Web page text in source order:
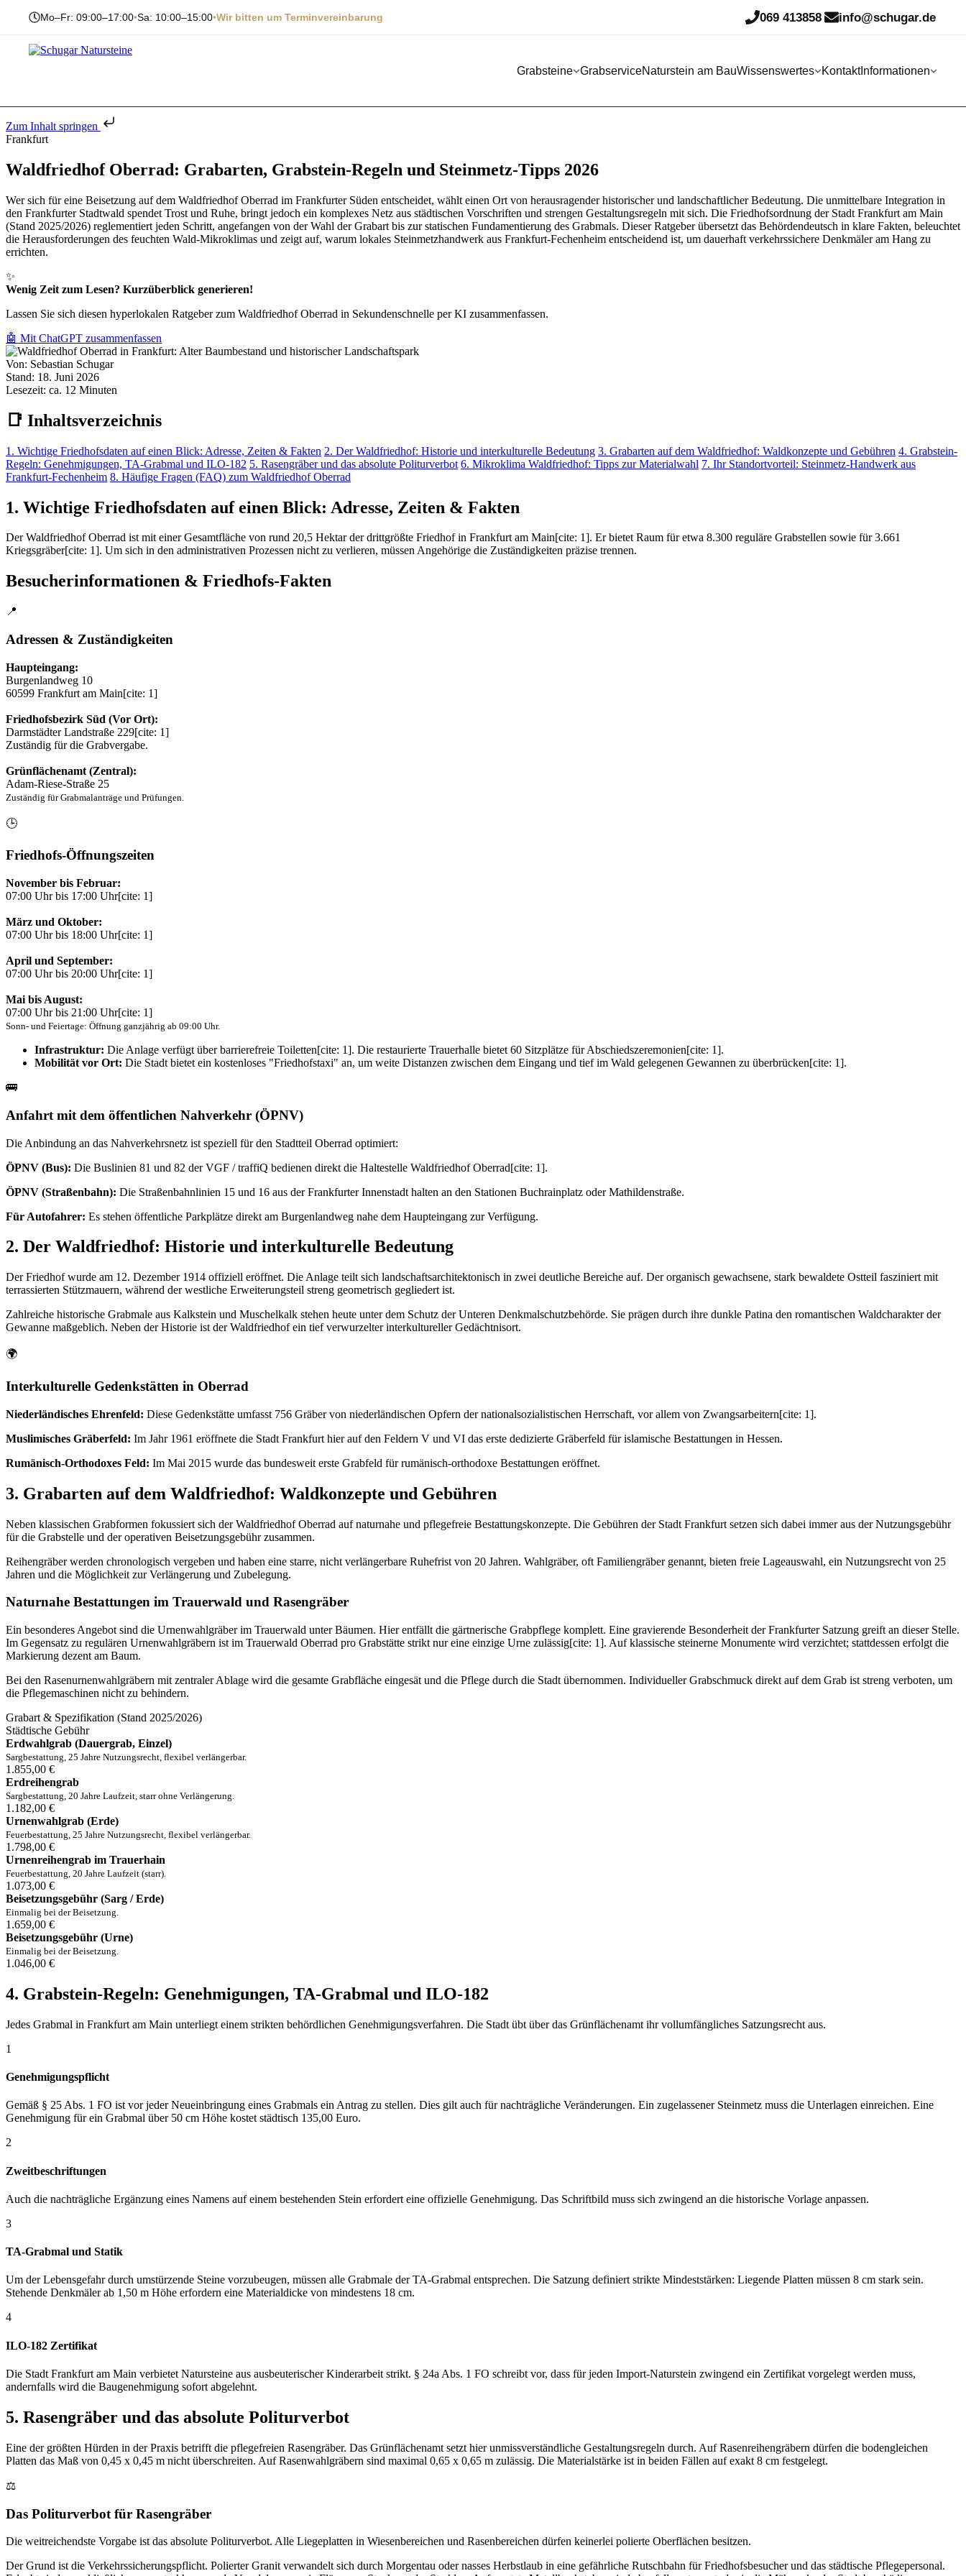
Zum Inhalt springen
Mo–Fr: 09:00–17:00•Sa: 10:00–15:00•Wir bitten um Terminvereinbarung 069 413858 info@schugar.de
Grabsteine GrabserviceNaturstein am BauWissenswertes KontaktInformationen
Frankfurt
Waldfriedhof Oberrad: Grabarten, Grabstein-Regeln und Steinmetz-Tipps 2026
Wer sich für eine Beisetzung auf dem Waldfriedhof Oberrad im Frankfurter Süden entscheidet, wählt einen Ort von herausragender historischer und landschaftlicher Bedeutung. Die unmittelbare Integration in
den Frankfurter Stadtwald spendet Trost und Ruhe, bringt jedoch ein komplexes Netz aus städtischen Vorschriften und strengen Gestaltungsregeln mit sich. Die Friedhofsordnung der Stadt Frankfurt am Main
(Stand 2025/2026) reglementiert jeden Schritt, angefangen von der Wahl der Grabart bis zur statischen Fundamentierung des Grabmals. Dieser Ratgeber übersetzt das Behördendeutsch in klare Fakten, beleuchtet
die Herausforderungen des feuchten Wald-Mikroklimas und zeigt auf, warum lokales Steinmetzhandwerk aus Frankfurt-Fechenheim entscheidend ist, um dauerhaft verkehrssichere Denkmäler am Hang zu
errichten.
✨
Wenig Zeit zum Lesen? Kurzüberblick generieren!
Lassen Sie sich diesen hyperlokalen Ratgeber zum Waldfriedhof Oberrad in Sekundenschnelle per KI zusammenfassen.
🤖 Mit ChatGPT zusammenfassen
Von: Sebastian Schugar
Stand: 18. Juni 2026
Lesezeit: ca. 12 Minuten
📑 Inhaltsverzeichnis
1. Wichtige Friedhofsdaten auf einen Blick: Adresse, Zeiten & Fakten 2. Der Waldfriedhof: Historie und interkulturelle Bedeutung 3. Grabarten auf dem Waldfriedhof: Waldkonzepte und Gebühren 4. Grabstein-
Regeln: Genehmigungen, TA-Grabmal und ILO-182 5. Rasengräber und das absolute Politurverbot 6. Mikroklima Waldfriedhof: Tipps zur Materialwahl 7. Ihr Standortvorteil: Steinmetz-Handwerk aus
Frankfurt-Fechenheim 8. Häufige Fragen (FAQ) zum Waldfriedhof Oberrad
1. Wichtige Friedhofsdaten auf einen Blick: Adresse, Zeiten & Fakten
Der Waldfriedhof Oberrad ist mit einer Gesamtfläche von rund 20,5 Hektar der drittgrößte Friedhof in Frankfurt am Main[cite: 1]. Er bietet Raum für etwa 8.300 reguläre Grabstellen sowie für 3.661
Kriegsgräber[cite: 1]. Um sich in den administrativen Prozessen nicht zu verlieren, müssen Angehörige die Zuständigkeiten präzise trennen.
Besucherinformationen & Friedhofs-Fakten
📍
Adressen & Zuständigkeiten
Haupteingang:
Burgenlandweg 10
60599 Frankfurt am Main[cite: 1]
Friedhofsbezirk Süd (Vor Ort):
Darmstädter Landstraße 229[cite: 1]
Zuständig für die Grabvergabe.
Grünflächenamt (Zentral):
Adam-Riese-Straße 25
Zuständig für Grabmalanträge und Prüfungen.
🕒
Friedhofs-Öffnungszeiten
November bis Februar:
07:00 Uhr bis 17:00 Uhr[cite: 1]
März und Oktober:
07:00 Uhr bis 18:00 Uhr[cite: 1]
April und September:
07:00 Uhr bis 20:00 Uhr[cite: 1]
Mai bis August:
07:00 Uhr bis 21:00 Uhr[cite: 1]
Sonn- und Feiertage: Öffnung ganzjährig ab 09:00 Uhr.
Infrastruktur: Die Anlage verfügt über barrierefreie Toiletten[cite: 1]. Die restaurierte Trauerhalle bietet 60 Sitzplätze für Abschiedszeremonien[cite: 1].
Mobilität vor Ort: Die Stadt bietet ein kostenloses "Friedhofstaxi" an, um weite Distanzen zwischen dem Eingang und tief im Wald gelegenen Gewannen zu überbrücken[cite: 1].
🚌
Anfahrt mit dem öffentlichen Nahverkehr (ÖPNV)
Die Anbindung an das Nahverkehrsnetz ist speziell für den Stadtteil Oberrad optimiert:
ÖPNV (Bus): Die Buslinien 81 und 82 der VGF / traffiQ bedienen direkt die Haltestelle Waldfriedhof Oberrad[cite: 1].
ÖPNV (Straßenbahn): Die Straßenbahnlinien 15 und 16 aus der Frankfurter Innenstadt halten an den Stationen Buchrainplatz oder Mathildenstraße.
Für Autofahrer: Es stehen öffentliche Parkplätze direkt am Burgenlandweg nahe dem Haupteingang zur Verfügung.
2. Der Waldfriedhof: Historie und interkulturelle Bedeutung
Der Friedhof wurde am 12. Dezember 1914 offiziell eröffnet. Die Anlage teilt sich landschaftsarchitektonisch in zwei deutliche Bereiche auf. Der organisch gewachsene, stark bewaldete Ostteil fasziniert mit
terrassierten Stützmauern, während der westliche Erweiterungsteil streng geometrisch gegliedert ist.
Zahlreiche historische Grabmale aus Kalkstein und Muschelkalk stehen heute unter dem Schutz der Unteren Denkmalschutzbehörde. Sie prägen durch ihre dunkle Patina den romantischen Waldcharakter der
Gewanne maßgeblich. Neben der Historie ist der Waldfriedhof ein tief verwurzelter interkultureller Gedächtnisort.
🌍
Interkulturelle Gedenkstätten in Oberrad
Niederländisches Ehrenfeld: Diese Gedenkstätte umfasst 756 Gräber von niederländischen Opfern der nationalsozialistischen Herrschaft, vor allem von Zwangsarbeitern[cite: 1].
Muslimisches Gräberfeld: Im Jahr 1961 eröffnete die Stadt Frankfurt hier auf den Feldern V und VI das erste dedizierte Gräberfeld für islamische Bestattungen in Hessen.
Rumänisch-Orthodoxes Feld: Im Mai 2015 wurde das bundesweit erste Grabfeld für rumänisch-orthodoxe Bestattungen eröffnet.
3. Grabarten auf dem Waldfriedhof: Waldkonzepte und Gebühren
Neben klassischen Grabformen fokussiert sich der Waldfriedhof Oberrad auf naturnahe und pflegefreie Bestattungskonzepte. Die Gebühren der Stadt Frankfurt setzen sich dabei immer aus der Nutzungsgebühr
für die Grabstelle und der operativen Beisetzungsgebühr zusammen.
Reihengräber werden chronologisch vergeben und haben eine starre, nicht verlängerbare Ruhefrist von 20 Jahren. Wahlgräber, oft Familiengräber genannt, bieten freie Lageauswahl, ein Nutzungsrecht von 25
Jahren und die Möglichkeit zur Verlängerung und Zubelegung.
Naturnahe Bestattungen im Trauerwald und Rasengräber
Ein besonderes Angebot sind die Urnenwahlgräber im Trauerwald unter Bäumen. Hier entfällt die gärtnerische Grabpflege komplett. Eine gravierende Besonderheit der Frankfurter Satzung greift an dieser Stelle.
Im Gegensatz zu regulären Urnenwahlgräbern ist im Trauerwald Oberrad pro Grabstätte strikt nur eine einzige Urne zulässig[cite: 1]. Auf klassische steinerne Monumente wird verzichtet; stattdessen erfolgt die
Markierung dezent am Baum.
Bei den Rasenurnenwahlgräbern mit zentraler Ablage wird die gesamte Grabfläche eingesät und die Pflege durch die Stadt übernommen. Individueller Grabschmuck direkt auf dem Grab ist streng verboten, um
die Pflegemaschinen nicht zu behindern.
Grabart & Spezifikation (Stand 2025/2026)
Städtische Gebühr
Erdwahlgrab (Dauergrab, Einzel)
Sargbestattung, 25 Jahre Nutzungsrecht, flexibel verlängerbar.
1.855,00 €
Erdreihengrab
Sargbestattung, 20 Jahre Laufzeit, starr ohne Verlängerung.
1.182,00 €
Urnenwahlgrab (Erde)
Feuerbestattung, 25 Jahre Nutzungsrecht, flexibel verlängerbar.
1.798,00 €
Urnenreihengrab im Trauerhain
Feuerbestattung, 20 Jahre Laufzeit (starr).
1.073,00 €
Beisetzungsgebühr (Sarg / Erde)
Einmalig bei der Beisetzung.
1.659,00 €
Beisetzungsgebühr (Urne)
Einmalig bei der Beisetzung.
1.046,00 €
4. Grabstein-Regeln: Genehmigungen, TA-Grabmal und ILO-182
Jedes Grabmal in Frankfurt am Main unterliegt einem strikten behördlichen Genehmigungsverfahren. Die Stadt übt über das Grünflächenamt ihr vollumfängliches Satzungsrecht aus.
1
Genehmigungspflicht
Gemäß § 25 Abs. 1 FO ist vor jeder Neueinbringung eines Grabmals ein Antrag zu stellen. Dies gilt auch für nachträgliche Veränderungen. Ein zugelassener Steinmetz muss die Unterlagen einreichen. Eine
Genehmigung für ein Grabmal über 50 cm Höhe kostet städtisch 135,00 Euro.
2
Zweitbeschriftungen
Auch die nachträgliche Ergänzung eines Namens auf einem bestehenden Stein erfordert eine offizielle Genehmigung. Das Schriftbild muss sich zwingend an die historische Vorlage anpassen.
3
TA-Grabmal und Statik
Um der Lebensgefahr durch umstürzende Steine vorzubeugen, müssen alle Grabmale der TA-Grabmal entsprechen. Die Satzung definiert strikte Mindeststärken: Liegende Platten müssen 8 cm stark sein.
Stehende Denkmäler ab 1,50 m Höhe erfordern eine Materialdicke von mindestens 18 cm.
4
ILO-182 Zertifikat
Die Stadt Frankfurt am Main verbietet Natursteine aus ausbeuterischer Kinderarbeit strikt. § 24a Abs. 1 FO schreibt vor, dass für jeden Import-Naturstein zwingend ein Zertifikat vorgelegt werden muss,
andernfalls wird die Baugenehmigung sofort abgelehnt.
5. Rasengräber und das absolute Politurverbot
Eine der größten Hürden in der Praxis betrifft die pflegefreien Rasengräber. Das Grünflächenamt setzt hier unmissverständliche Gestaltungsregeln durch. Auf Rasenreihengräbern dürfen die bodengleichen
Platten das Maß von 0,45 x 0,45 m nicht überschreiten. Auf Rasenwahlgräbern sind maximal 0,65 x 0,65 m zulässig. Die Materialstärke ist in beiden Fällen auf exakt 8 cm festgelegt.
⚖️
Das Politurverbot für Rasengräber
Die weitreichendste Vorgabe ist das absolute Politurverbot. Alle Liegeplatten in Wiesenbereichen und Rasenbereichen dürfen keinerlei polierte Oberflächen besitzen.
Der Grund ist die Verkehrssicherungspflicht. Polierter Granit verwandelt sich durch Morgentau oder nasses Herbstlaub in eine gefährliche Rutschbahn für Friedhofsbesucher und das städtische Pflegepersonal.